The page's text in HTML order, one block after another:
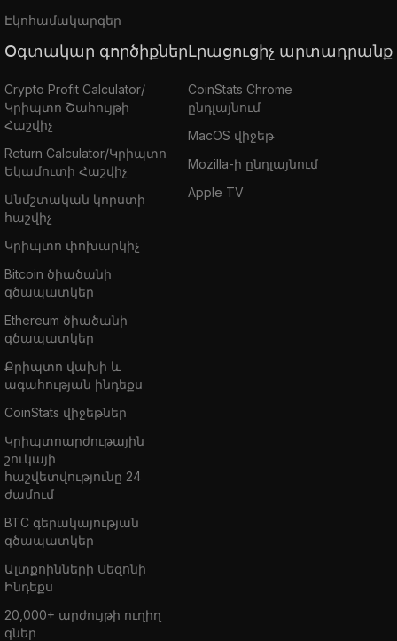
Էկոհամակարգեր
Օգտակար գործիքներ
Crypto Profit Calculator/
Կրիպտո Շահույթի
Հաշվիչ
Return Calculator/Կրիպտո
Եկամուտի Հաշվիչ
Անմշտական կորստի
հաշվիչ
Կրիպտո փոխարկիչ
Bitcoin ծիածանի
գծապատկեր
Ethereum ծիածանի
գծապատկեր
Քրիպտո վախի և
ագահության ինդեքս
CoinStats վիջեթներ
Կրիպտոարժութային
շուկայի
հաշվետվությունը 24
ժամում
BTC գերակայության
գծապատկեր
Ալտքոինների Սեզոնի
Ինդեքս
20,000+ արժույթի ուղիղ
գներ
Լրացուցիչ արտադրանք
CoinStats Chrome
ընդլայնում
MacOS վիջեթ
Mozilla-ի ընդլայնում
Apple TV